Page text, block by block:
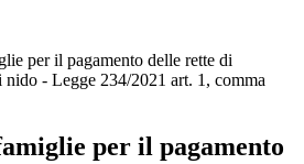
per il pagamento delle rette di
nido - Legge 234/2021 art. 1, comma
per il pagamento